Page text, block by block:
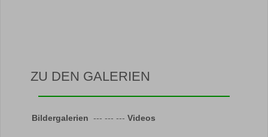
ZU DEN GALERIEN
Bildergalerien --- --- --- Videos